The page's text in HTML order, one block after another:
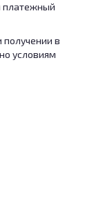
платежный
в
условиям